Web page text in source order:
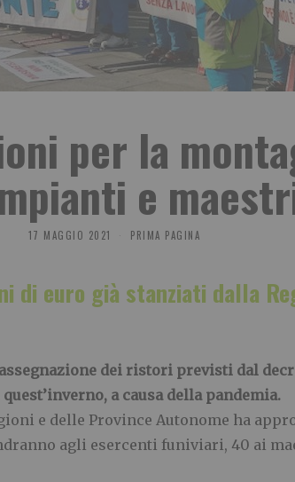
per la
e
17 MAGGIO 2021 PRIMA PAGINA
di euro già stanziati dalla
dei ristori previsti dal
a causa della pandemia.
e delle Province Autonome ha
agli esercenti funiviari, 40 ai